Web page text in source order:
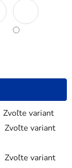
Zvoľte variant
Zvoľte variant
Zvoľte variant